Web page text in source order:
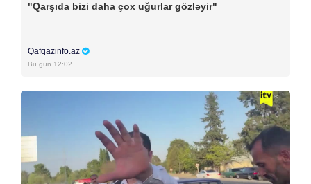
"Qarşıda bizi daha çox uğurlar gözləyir"
Qafqazinfo.az
Bu gün 12:02